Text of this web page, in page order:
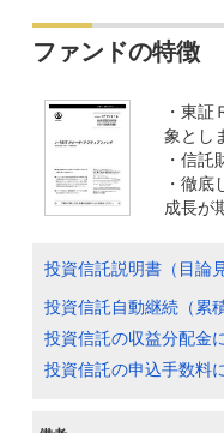
ファンドの特徴
・東
象とし
・信
・徹
成長が
投資信託説明書（目論
投資信託自動継続（累
投資信託の収益分配金
投資信託の申込手数料